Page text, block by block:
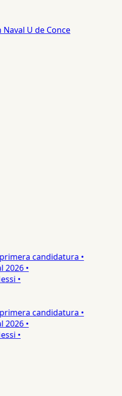
Naval U de Conce
candidatura •
•
•
candidatura •
•
•